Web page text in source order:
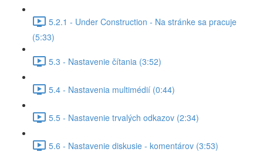
5.2.1 - Under Construction - Na stránke sa pracuje
(5:33)
5.3 - Nastavenie čítania (3:52)
5.4 - Nastavenia multimédií (0:44)
5.5 - Nastavenie trvalých odkazov (2:34)
5.6 - Nastavenie diskusie - komentárov (3:53)